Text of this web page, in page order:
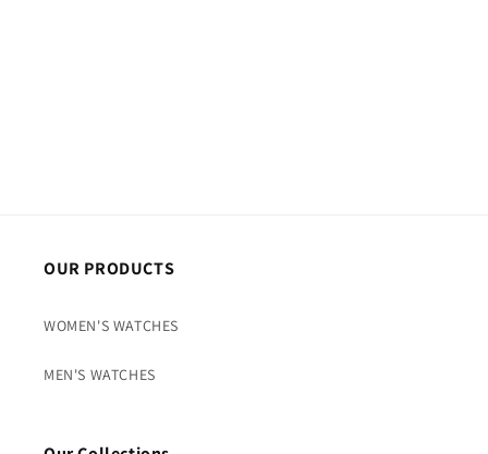
OUR PRODUCTS
WOMEN'S WATCHES
MEN'S WATCHES